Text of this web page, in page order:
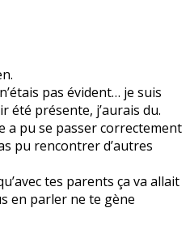
pas évident… je suis
été présente, j’aurais du.
a pu se passer correctement
pu rencontrer d’autres
tes parents ça va allait
en parler ne te gène